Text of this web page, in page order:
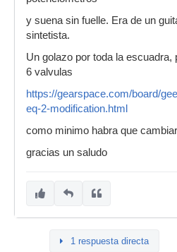
y suena sin fuelle. Era de un
sintetista.
Un golazo por toda la escuadra,
6 valvulas
https://gearspace.com/board/
eq-2-modification.html
como minimo habra que
gracias un saludo
1 respuesta directa